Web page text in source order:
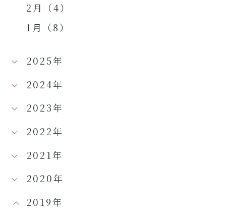
2月（4）
1月（8）
2025年
2024年
2023年
2022年
2021年
2020年
2019年